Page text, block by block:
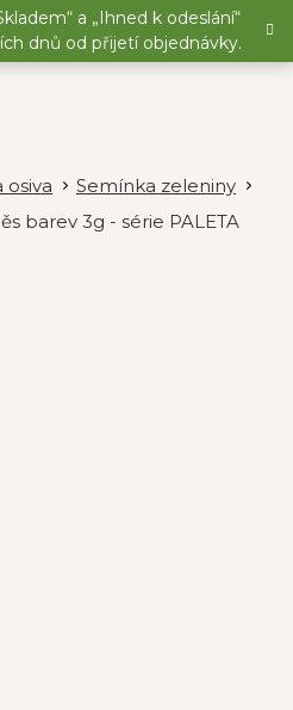
a „Ihned k odeslání“
dnů od přijetí objednávky.
osiva
Semínka zeleniny
barev 3g - série PALETA